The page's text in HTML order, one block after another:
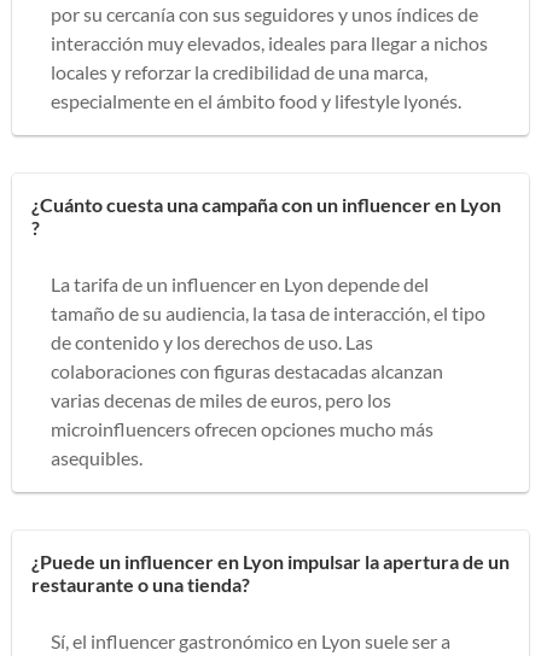
por su cercanía con sus seguidores y unos índices de
interacción muy elevados, ideales para llegar a nichos
locales y reforzar la credibilidad de una marca,
especialmente en el ámbito food y lifestyle lyonés.
¿Cuánto cuesta una campaña con un influencer en Lyon
?
La tarifa de un influencer en Lyon depende del
tamaño de su audiencia, la tasa de interacción, el tipo
de contenido y los derechos de uso. Las
colaboraciones con figuras destacadas alcanzan
varias decenas de miles de euros, pero los
microinfluencers ofrecen opciones mucho más
asequibles.
¿Puede un influencer en Lyon impulsar la apertura de un
restaurante o una tienda?
Sí, el influencer gastronómico en Lyon suele ser a